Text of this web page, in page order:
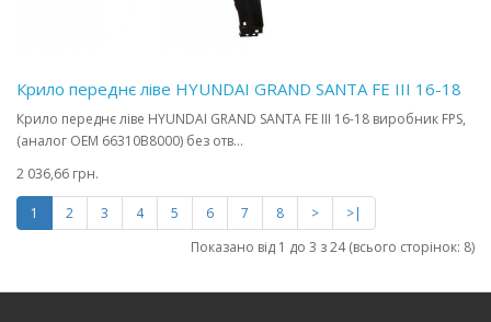
Крило переднє ліве HYUNDAI GRAND SANTA FE III 16-18
Крило переднє ліве HYUNDAI GRAND SANTA FE III 16-18 виробник FPS,
(аналог OEM 66310B8000) без отв...
2 036,66 грн.
1 2 3 4 5 6 7 8 >
>|
Показано від 1 до 3 з 24 (всього сторінок: 8)